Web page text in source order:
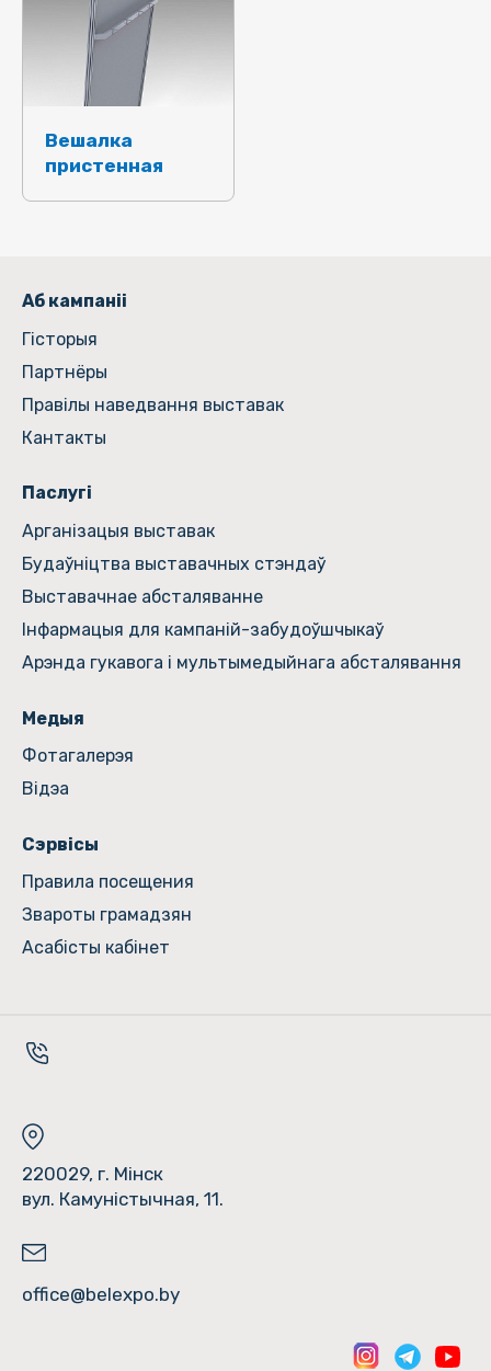
Вешалка
пристенная
Аб кампаніі
Гiсторыя
Партнёры
Правілы наведвання выставак
Кантакты
Паслугі
Арганізацыя выставак
Будаўніцтва выставачных стэндаў
Выставачнае абсталяванне
Інфармацыя для кампаній-забудоўшчыкаў
Арэнда гукавога і мультымедыйнага абсталявання
Медыя
Фотагалерэя
Відэа
Сэрвісы
Правила посещения
Звароты грамадзян
Асабісты кабінет
220029, г. Мінск
вул. Камуністычная, 11.
office@belexpo.by